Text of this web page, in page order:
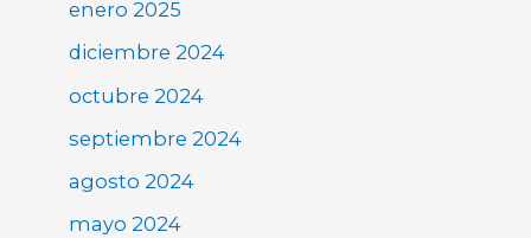
enero 2025
diciembre 2024
octubre 2024
septiembre 2024
agosto 2024
mayo 2024